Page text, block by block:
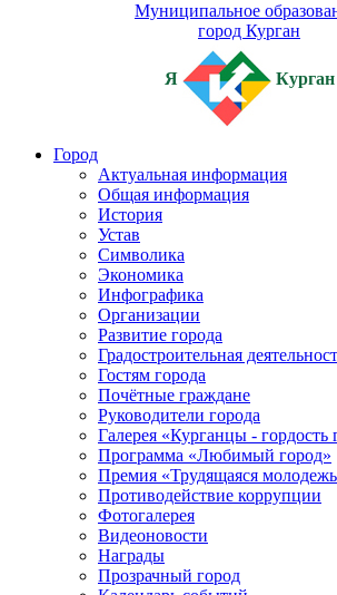
Муниципальное
город Курган
Я Курган
Город
Актуальная информация
Общая информация
История
Устав
Символика
Экономика
Инфографика
Организации
Развитие города
Градостроительная
Гостям города
Почётные граждане
Руководители города
Галерея «Курганцы - гордость
Программа «Любимый город»
Премия «Трудящаяся
Противодействие коррупции
Фотогалерея
Видеоновости
Награды
Прозрачный город